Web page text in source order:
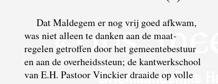
Dat Maldegem er nog vrij goed afkwam,
was niet alleen te danken aan de maat­
regelen getroffen door het gemeente­bestuur
en aan de over­heids­steun; de kant­werk­school
van E.H. Pastoor Vinckier draaide op volle